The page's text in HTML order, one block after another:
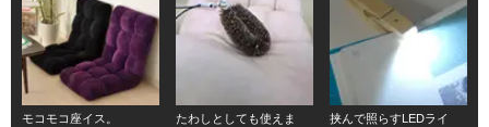
モコモコ座イス。
たわしとしても使えま
挟んで照らすLEDライ